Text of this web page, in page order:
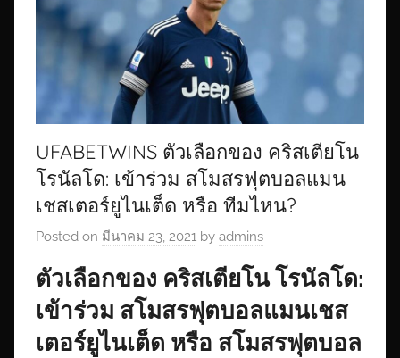
UFABETWINS ตัวเลือกของ คริสเตียโน
โรนัลโด: เข้าร่วม สโมสรฟุตบอลแมน
เชสเตอร์ยูไนเต็ด หรือ ทีมไหน?
Posted on มีนาคม 23, 2021 by admins
ตัวเลือกของ คริสเตียโน โรนัลโด:
เข้าร่วม สโมสรฟุตบอลแมนเชส
เตอร์ยูไนเต็ด หรือ สโมสรฟุตบอล